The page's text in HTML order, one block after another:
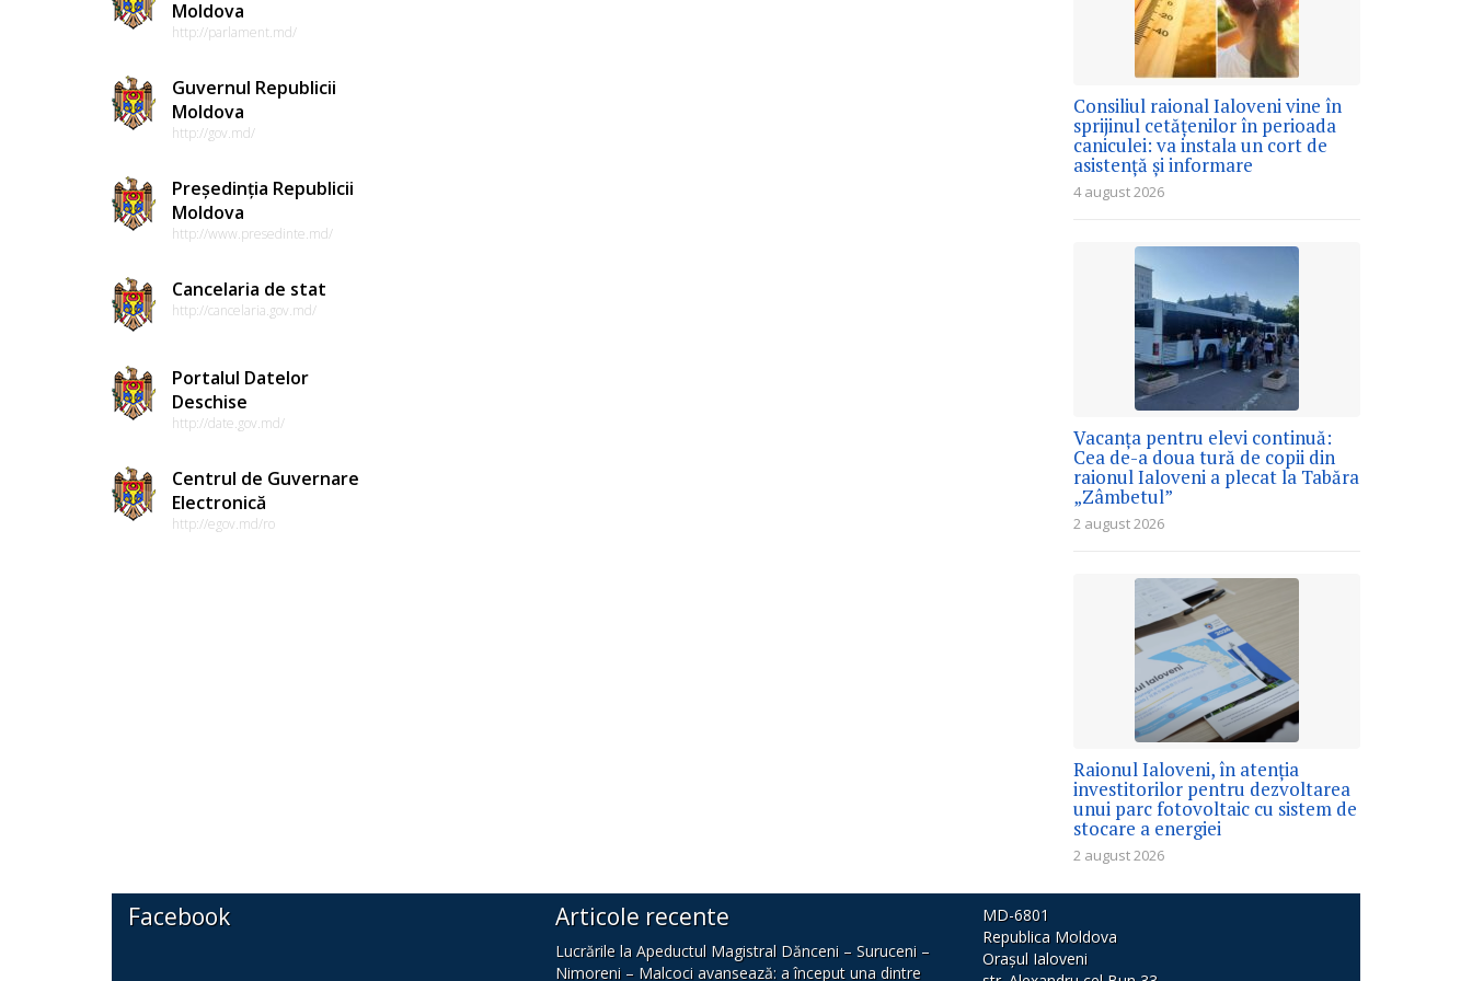
Moldova
http://parlament.md/
Guvernul Republicii
Moldova
http://gov.md/
Președinția Republicii
Moldova
http://www.presedinte.md/
Cancelaria de stat
http://cancelaria.gov.md/
Portalul Datelor
Deschise
http://date.gov.md/
Centrul de Guvernare
Electronică
http://egov.md/ro
Consiliul raional Ialoveni vine în
sprijinul cetățenilor în perioada
caniculei: va instala un cort de
asistență și informare
4 august 2026
Vacanța pentru elevi continuă:
Cea de-a doua tură de copii din
raionul Ialoveni a plecat la Tabăra
„Zâmbetul”
2 august 2026
Raionul Ialoveni, în atenția
investitorilor pentru dezvoltarea
unui parc fotovoltaic cu sistem de
stocare a energiei
2 august 2026
Facebook Articole recente
Lucrările la Apeductul Magistral Dănceni – Suruceni –
Nimoreni – Malcoci avansează: a început una dintre
MD-6801
Republica Moldova
Orașul Ialoveni